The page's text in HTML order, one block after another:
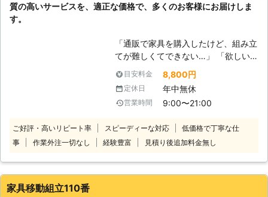
あらゆる家具の移動を経験しておりま
す！ 大型家具の場合、状況に応じて
分解することがあります。そのときは
お客様の大切な家具を傷つけないよう
分解し再度元通りに組立いたしますの
で安心してお任せくださいね。
質の高いサービスを、適正な価格で、多くのお客様にお届けしま
す。
「通販で家具を購入したけど、組み立
てが難しくてできない…」 「欲しい
家具があるけど、組み立てがめんどう
でなかなか購入に踏み切れない…」
そんな方はぜひ当社にご依頼くださ
い。 近年は完成した家具ではなく
具が多く流通しています。 自身で組
み立てるタイプの家具は、購入時比較
目安料金 8,800円
定休日 年中無休
営業時間 9:00〜21:00
ご好評・高いリピート率 スピーディーな対応
低価格で丁寧な仕
事
作業外注一切なし 経験豊富 見積り後追加料金無し
家具移動組立110番